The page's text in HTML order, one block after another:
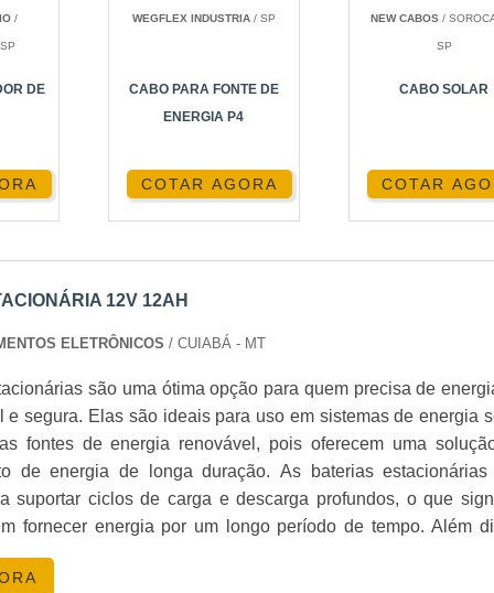
seladas e não requerem manutenção frequente,
alarme e telecomunicações.
Regulated Lead-Acid), que é conhecida por sua
significa que não há risco de vazamento de ácido.
12AH
por sua capacidade de armazenar uma quantidade
oferecendo uma excelente relação custo-benefício.
nominal de 12 Ah, estas baterias garantem uma
/
DE
WEGFLEX INDUSTRIA/ SP
CABO PARA FONTE DE
ENERGIA P4
COTAR AGORA
NEW CABOS/
SP
CABO SOLAR
COTAR
12V 12AH
ELETRÔNICOS / CUIABÁ - MT
são uma ótima opção para quem precisa de
e segura. Elas são ideais para uso em sistemas de energia
fontes de energia renovável, pois oferecem uma
de energia de longa duração. As baterias estacionárias
suportar ciclos de carga e descarga profundos, o que
fornecer energia por um longo período de tempo. Além
à corrosão e à vibração, o que as torna ideais para uso